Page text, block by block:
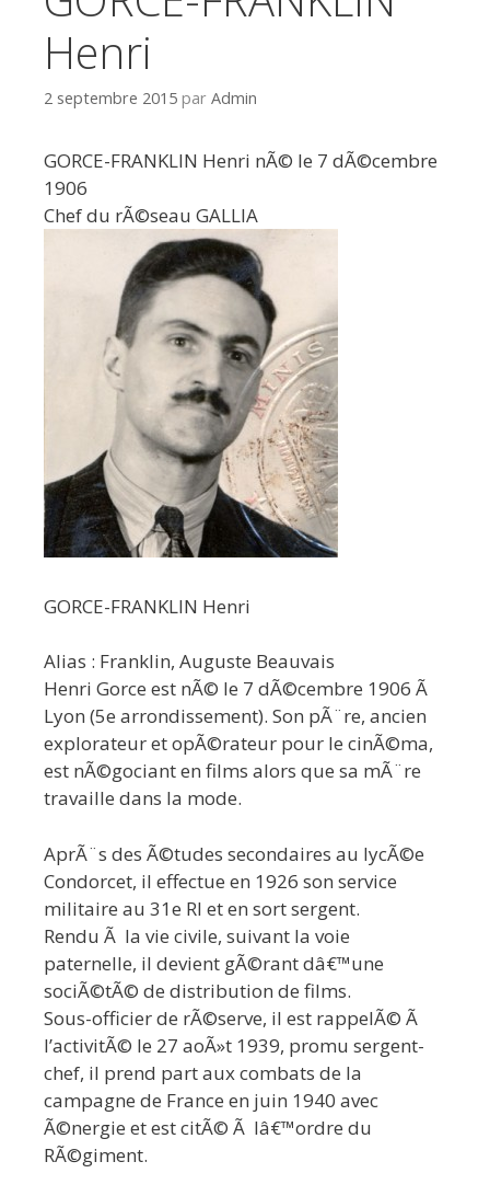
Henri
2 septembre 2015 par Admin
GORCE-FRANKLIN Henri nÃ© le 7 dÃ©cembre
1906
Chef du rÃ©seau GALLIA
GORCE-FRANKLIN Henri
Alias : Franklin, Auguste Beauvais
Henri Gorce est nÃ© le 7 dÃ©cembre 1906 Ã
Lyon (5e arrondissement). Son pÃ¨re, ancien
explorateur et opÃ©rateur pour le cinÃ©ma,
est nÃ©gociant en films alors que sa mÃ¨re
travaille dans la mode.
AprÃ¨s des Ã©tudes secondaires au lycÃ©e
Condorcet, il effectue en 1926 son service
militaire au 31e RI et en sort sergent.
Rendu Ã la vie civile, suivant la voie
paternelle, il devient gÃ©rant dâ€™une
sociÃ©tÃ© de distribution de films.
Sous-officier de rÃ©serve, il est rappelÃ© Ã
l’activitÃ© le 27 aoÃ»t 1939, promu sergent-
chef, il prend part aux combats de la
campagne de France en juin 1940 avec
Ã©nergie et est citÃ© Ã lâ€™ordre du
RÃ©giment.